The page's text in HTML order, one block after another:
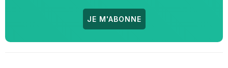
JE M'ABONNE